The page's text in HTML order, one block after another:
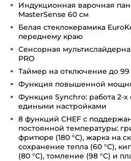
Индукционная варочная
MasterSense 60 см
Белая стеклокерамика
переднему краю
Сенсорная
PRO
Таймер на отключение до
Функция повышенной
Функция Synchro: работа 2-х
едиными настройками
8 функций CHEF с
постоянной температуры:
фритюре (180 °С), жарка на
сохранение тепла (60 °С),
(80 °С), томление (98 °С) и